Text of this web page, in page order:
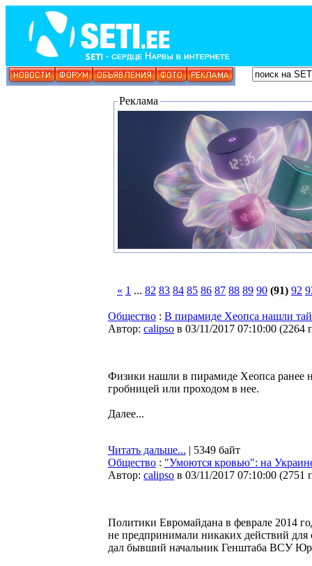
Реклама
« 1 ... 82 83 84 85 86 87 88 89 90 (91) 92
Общество : В пирамиде Хеопса нашли
Автор: calipso в 03/11/2017 07:10:00 (2264
Физики нашли в пирамиде Хеопса ранее
гробницей или проходом в нее.
Далее...
Читать дальше... | 5349 байт
Общество : "Умоются кровью": на
Автор: calipso в 03/11/2017 07:10:00 (2751
Политики Евромайдана в феврале 2014
не предпринимали никаких действий для
дал бывший начальник Генштаба ВСУ